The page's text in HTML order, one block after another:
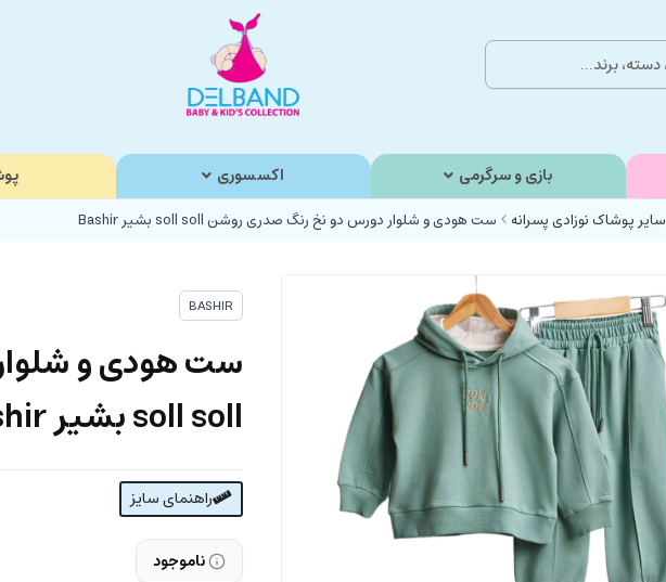
بازی و سرگرمی اکسسوری
سایر پوشاک نوزادی پسرانه ست هودی و شلوار دورس دو نخ رنگ صدری روشن soll soll بشیر Bashir
BASHIR
ست هودی و
soll soll بشیر Bashir
راهنمای سایز
ناموجود